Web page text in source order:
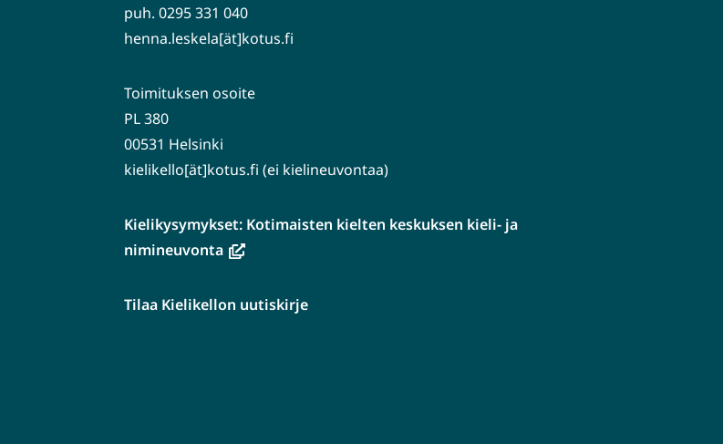
puh. 0295 331 040
henna.leskela[ät]kotus.fi
Toimituksen osoite
PL 380
00531 Helsinki
kielikello[ät]kotus.fi (ei kielineuvontaa)
Kielikysymykset: Kotimaisten kielten keskuksen kieli- ja
nimineuvonta(avautuu
ikkunaan,
Tilaa Kielikellon uutiskirje